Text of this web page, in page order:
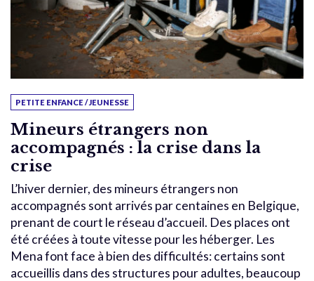
PETITE ENFANCE / JEUNESSE
Mineurs étrangers non
accompagnés : la crise dans la
crise
L’hiver dernier, des mineurs étrangers non
accompagnés sont arrivés par centaines en Belgique,
prenant de court le réseau d’accueil. Des places ont
été créées à toute vitesse pour les héberger. Les
Mena font face à bien des difficultés: certains sont
accueillis dans des structures pour adultes, beaucoup